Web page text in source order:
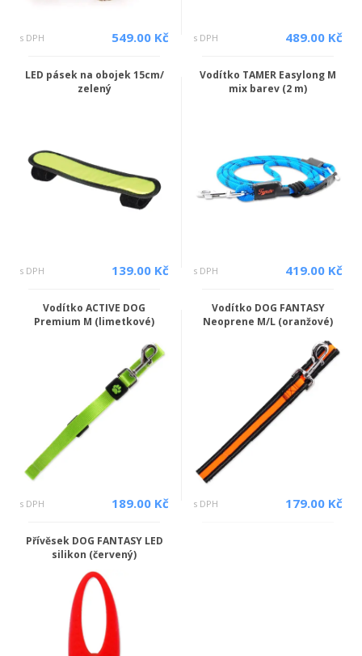
s DPH 549.00 Kč s DPH 489.00 Kč
LED pásek na obojek 15cm/
zelený
s DPH 139.00 Kč
Vodítko TAMER Easylong M
mix barev (2 m)
s DPH 419.00 Kč
Vodítko ACTIVE DOG
Premium M (limetkové)
s DPH 189.00 Kč
Vodítko DOG FANTASY
Neoprene M/L (oranžové)
s DPH 179.00 Kč
Přívěsek DOG FANTASY LED
silikon (červený)